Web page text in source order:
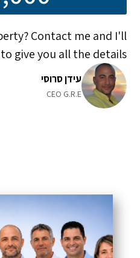
Contact me and I'll
give you all the details!
עידן סרוסי
CEO G.R.E